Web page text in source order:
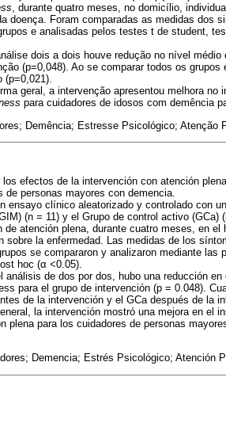
, durante quatro meses, no domicílio,
doença. Foram comparadas as medidas dos
e analisadas pelos testes t de student,
dois a dois houve redução no nível
(p=0,048). Ao se comparar todos os
(p=0,021).
geral, a intervenção apresentou melhora
para cuidadores de idosos com demência
Demência; Estresse Psicológico; Atenção
los efectos de la intervención con atención
de personas mayores con demencia.
ensayo clínico aleatorizado y controlado con
(n = 11) y el Grupo de control activo
de atención plena, durante cuatro meses, en
sobre la enfermedad. Las medidas de los
se compararon y analizaron mediante
hoc (α <0.05).
análisis de dos por dos, hubo una reducción
para el grupo de intervención (p = 0.048).
de la intervención y el GCa después de la
la intervención mostró una mejora en el
plena para los cuidadores de personas
Demencia; Estrés Psicológico; Atención